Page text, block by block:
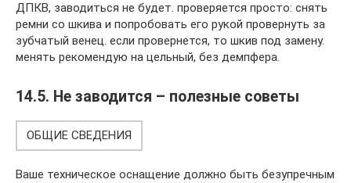
ДПКВ, заводиться не будет. проверяется просто: снять
ремни со шкива и попробовать его рукой провернуть за
зубчатый венец. если провернется, то шкив под замену.
менять рекомендую на цельный, без демпфера.
14.5. Не заводится – полезные советы
ОБЩИЕ СВЕДЕНИЯ
Ваше техническое оснащение должно быть безупречным